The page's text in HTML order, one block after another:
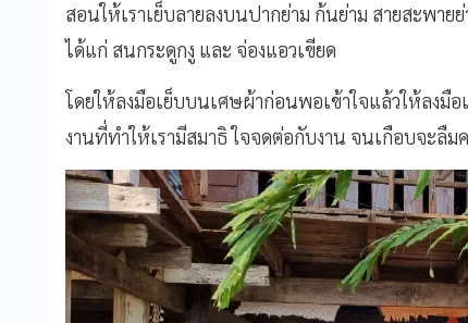
สอนให้เราเย็บลายลงบนปากย่าม ก้นย่าม สายสะพาย
ได้แก่ สนกระดูกงู และ จ่องแอวเขียด
โดยให้ลงมือเย็บบนเศษผ้าก่อนพอเข้าใจแล้วให้ลงมื
งานที่ทำให้เรามีสมาธิ ใจจดต่อกับงาน จนเกือบจะลืม